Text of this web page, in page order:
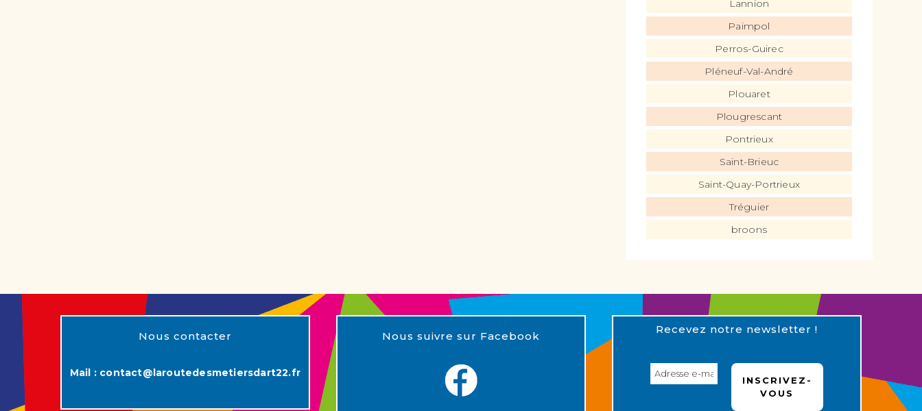
Lannion
Paimpol
Perros-Guirec
Pléneuf-Val-André
Plouaret
Plougrescant
Pontrieux
Saint-Brieuc
Saint-Quay-Portrieux
Tréguier
broons
Nous contacter
Mail : contact@laroutedesmetiersdart22.fr
Nous suivre sur Facebook
Recevez notre newsletter !